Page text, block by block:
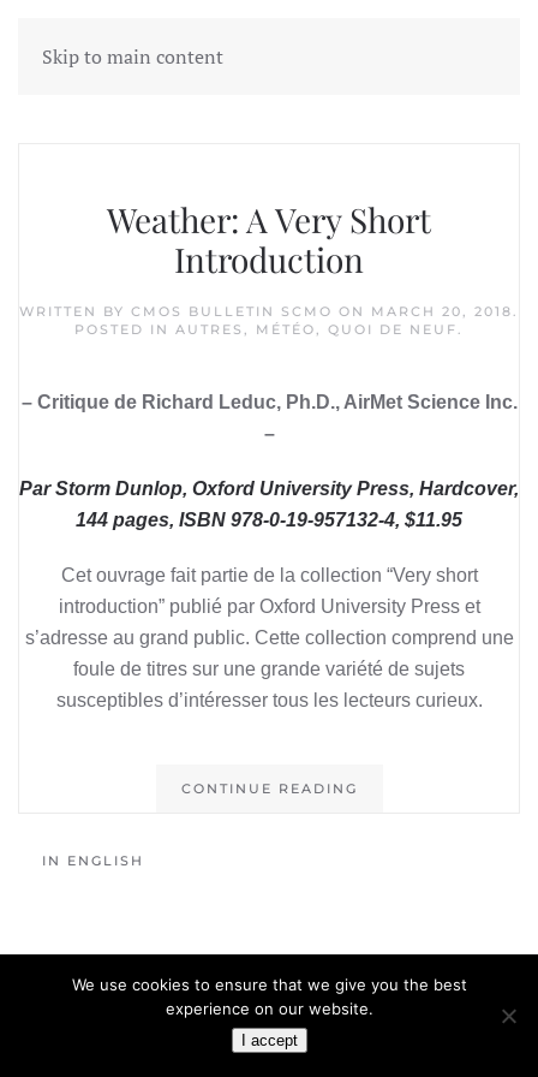
Skip to main content
Tag:Oxford university press
Weather: A Very Short
Introduction
WRITTEN BY CMOS BULLETIN SCMO ON MARCH 20, 2018.
POSTED IN AUTRES , MÉTÉO, QUOI DE NEUF.
– Critique de Richard Leduc, Ph.D., AirMet Science Inc.
–
Par Storm Dunlop, Oxford University Press, Hardcover,
144 pages, ISBN 978-0-19-957132-4, $11.95
Cet ouvrage fait partie de la collection “Very short
introduction” publié par Oxford University Press et
s’adresse au grand public. Cette collection comprend une
foule de titres sur une grande variété de sujets
susceptibles d’intéresser tous les lecteurs curieux.
CONTINUE READING
IN ENGLISH
We use cookies to ensure that we give you the best
experience on our website.
I accept